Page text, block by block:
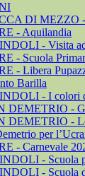
DI MEZZO -
- Aquilandia
- Visita
- Scuola
- Libera
Barilla
- I colori
DEMETRIO -
DEMETRIO -
per
- Carnevale
- Scuola
- Scuola